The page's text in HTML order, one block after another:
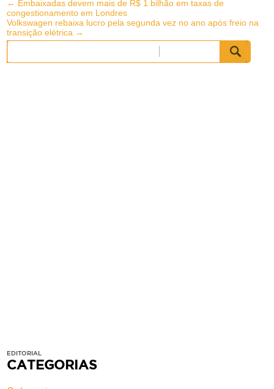
Post
navigation
← Embaixadas devem mais de R$ 1 bilhão em taxas de
congestionamento em Londres
Volkswagen rebaixa lucro pela segunda vez no ano após freio na
transição elétrica →
Pesquisar
por:
EDITORIAL
CATEGORIAS